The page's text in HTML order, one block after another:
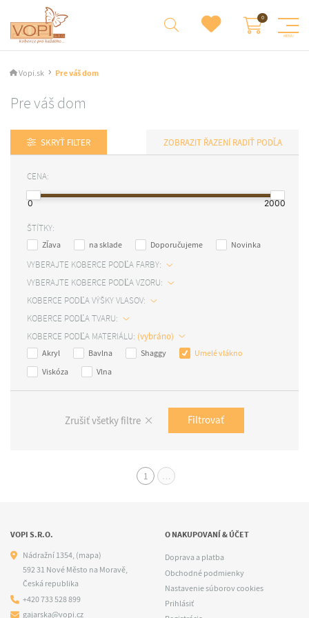
Vopi.sk Pre váš dom
Pre váš dom
SKRYŤ FILTER RADIŤ PODĽA
CENA:
0 2000
ŠTÍTKY:
Zľava
na sklade Doporučujeme
Novinka
VYBERAJTE KOBERCE PODĽA FARBY:
VYBERAJTE KOBERCE PODĽA VZORU:
KOBERCE PODĽA VÝŠKY VLASOV:
KOBERCE PODĽA TVARU:
KOBERCE PODĽA MATERIÁLU:
Akryl
Bavlna Shaggy
Umelé vlákno
Viskóza
Vlna
Zrušiť všetky filtre Filtrovať
1 …
VOPI S.R.O.
Nádražní 1354,(mapa)
592 31 Nové Město na Moravě,
Česká republika
+420 733 528 899
gajarska@vopi.cz
O NAKUPOVANÍ & ÚČET
Doprava a platba
Obchodné podmienky
Nastavenie súborov cookies
Prihlásiť